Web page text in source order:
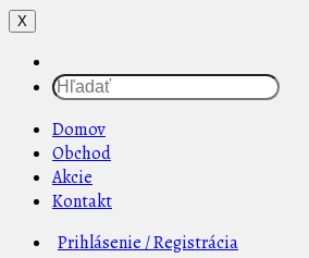
X
Domov
Obchod
Akcie
Kontakt
Prihlásenie / Registrácia